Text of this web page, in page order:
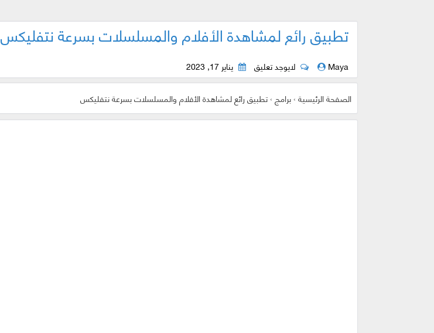
تطبيق رائع لمشاهدة الأفلام والمسلسلات بسرعة نتفليكس
Maya لايوجد تعليق يناير 17, 2023
الصفحة الرئيسية›برامج›تطبيق رائع لمشاهدة الأفلام والمسلسلات بسرعة نتفليكس